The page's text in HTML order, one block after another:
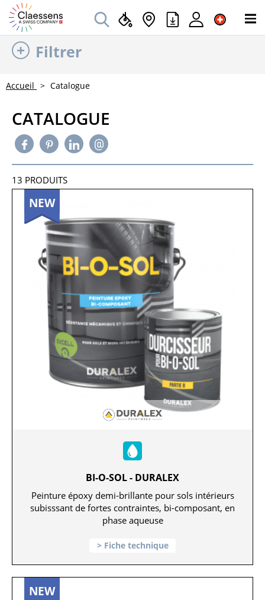
Filtrer
Accueil Catalogue
CATALOGUE
13 PRODUITS
NEW
BI-O-SOL - DURALEX
Peinture époxy demi-brillante pour sols intérieurs
subisssant de fortes contraintes, bi-composant, en
phase aqueuse
Fiche technique
NEW